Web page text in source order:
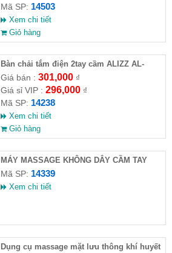
Mã SP: 14503
Xem chi tiết
Giỏ hàng
Bàn chải tắm điện 2tay cầm ALIZZ AL-
14238
Giá bán : 301,000₫
Giá sỉ VIP : 296,000₫
Mã SP: 14238
Xem chi tiết
Giỏ hàng
MÁY MASSAGE KHÔNG DÂY CẦM TAY
ALIZZ AL-14339
Mã SP: 14339
Xem chi tiết
Dụng cụ massage mặt lưu thông khí huyết